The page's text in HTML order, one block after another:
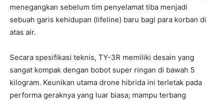
menegangkan sebelum tim penyelamat tiba menjadi
sebuah garis kehidupan (lifeline) baru bagi para korban di
atas air.
Secara spesifikasi teknis, TY-3R memiliki desain yang
sangat kompak dengan bobot super ringan di bawah 5
kilogram. Keunikan utama drone hibrida ini terletak pada
performa geraknya yang luar biasa; mampu terbang